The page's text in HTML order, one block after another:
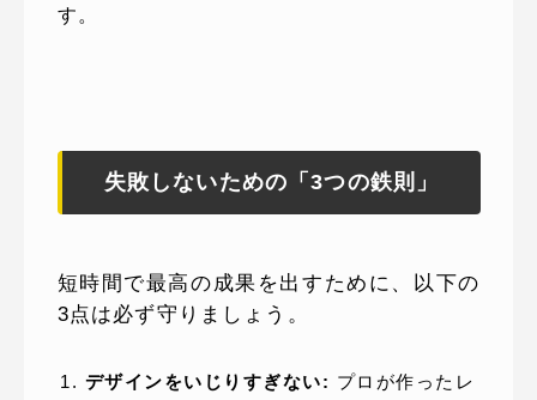
す。
失敗しないための「3つの鉄則」
短時間で最高の成果を出すために、以下の
3点は必ず守りましょう。
デザインをいじりすぎない: プロが作ったレ